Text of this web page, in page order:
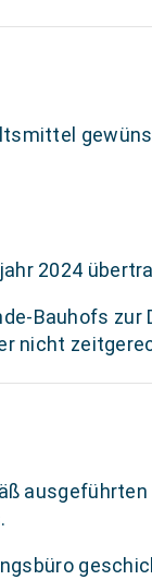
2024
Bauhofs zur
nicht